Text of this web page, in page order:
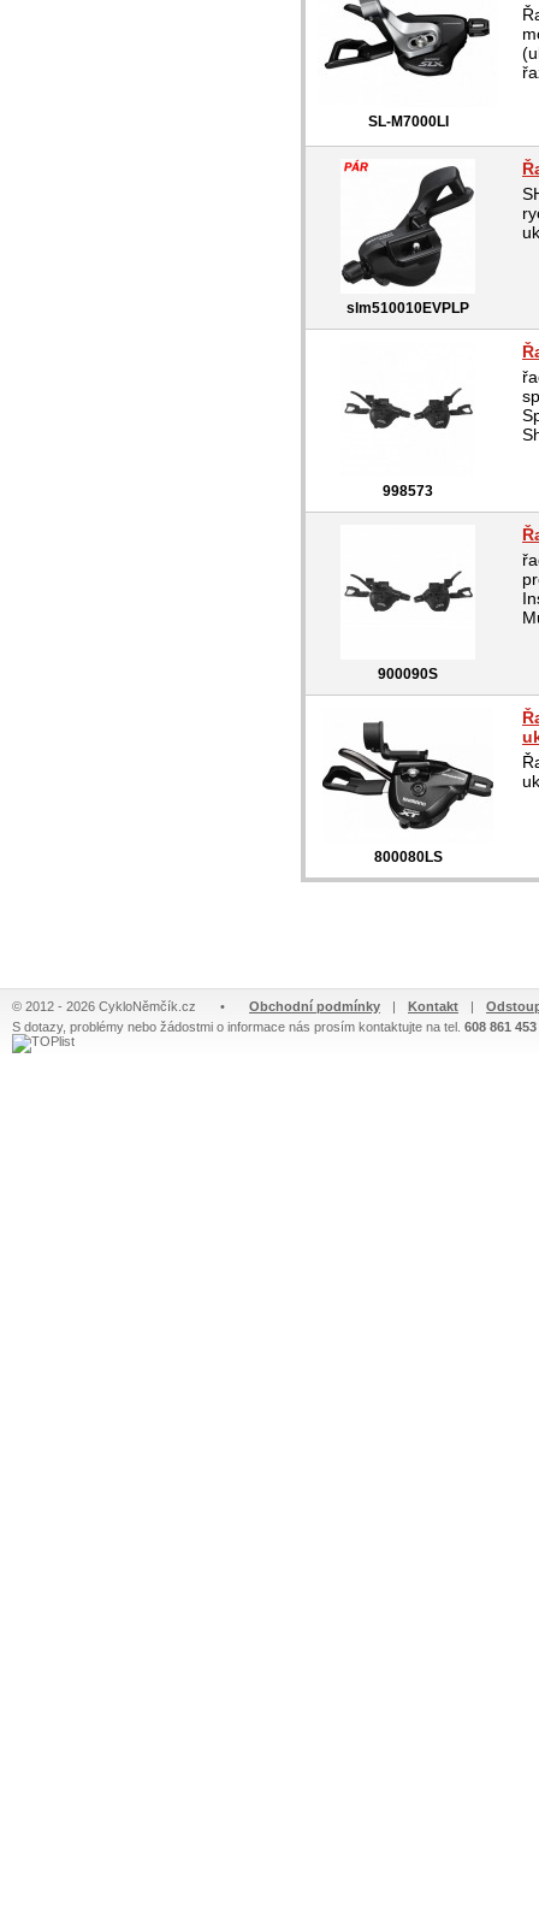
SL-M7000LI
slm510010EVPLP
998573
900090S
800080LS
© 2012 - 2026 CykloNěmčík.cz • Obchodní podmínky | Kontakt |
S dotazy, problémy nebo žádostmi o informace nás prosím kontaktujte na tel. 608 861 453